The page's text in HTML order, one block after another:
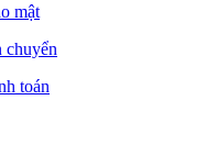
mật
chuyển
toán